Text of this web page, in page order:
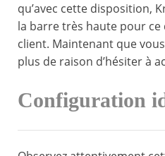
qu’avec cette disposition,
la barre très haute pour
client. Maintenant que vous
plus de raison d’hésiter à
Configuration